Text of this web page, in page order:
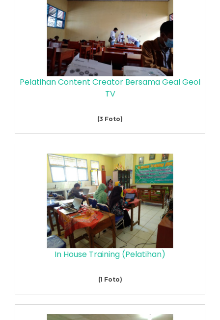
Pelatihan Content Creator Bersama Geal Geol
TV
(3 Foto)
In House Training (Pelatihan)
(1 Foto)